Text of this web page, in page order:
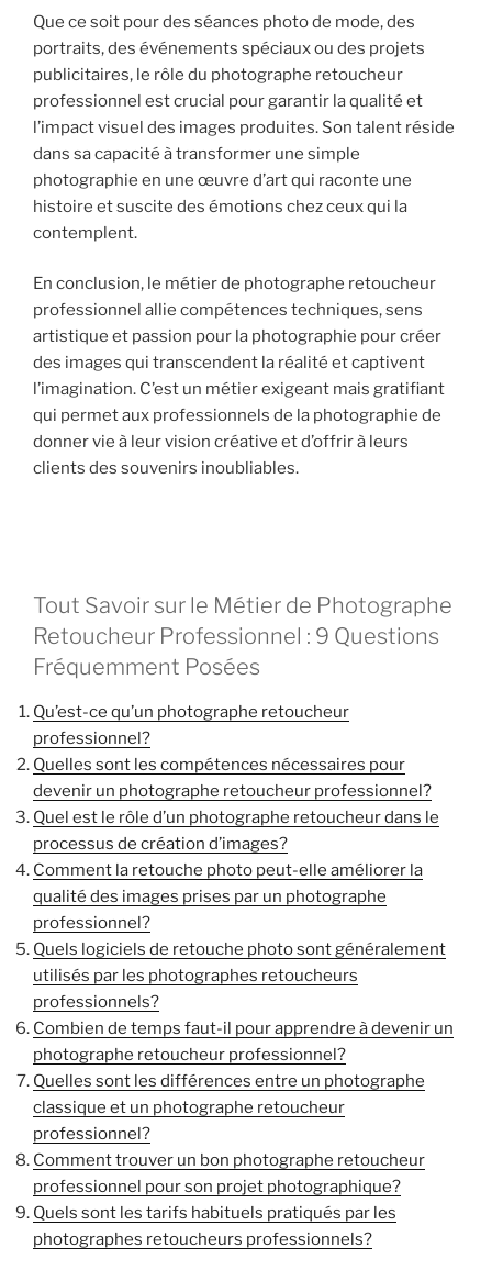
Que ce soit pour des séances photo de mode, des
portraits, des événements spéciaux ou des projets
publicitaires, le rôle du photographe retoucheur
professionnel est crucial pour garantir la qualité et
l’impact visuel des images produites. Son talent réside
dans sa capacité à transformer une simple
photographie en une œuvre d’art qui raconte une
histoire et suscite des émotions chez ceux qui la
contemplent.
En conclusion, le métier de photographe retoucheur
professionnel allie compétences techniques, sens
artistique et passion pour la photographie pour créer
des images qui transcendent la réalité et captivent
l’imagination. C’est un métier exigeant mais gratifiant
qui permet aux professionnels de la photographie de
donner vie à leur vision créative et d’offrir à leurs
clients des souvenirs inoubliables.
Tout Savoir sur le Métier de Photographe
Retoucheur Professionnel : 9 Questions
Fréquemment Posées
Qu’est-ce qu’un photographe retoucheur
professionnel?
Quelles sont les compétences nécessaires pour
devenir un photographe retoucheur professionnel?
Quel est le rôle d’un photographe retoucheur dans le
processus de création d’images?
Comment la retouche photo peut-elle améliorer la
qualité des images prises par un photographe
professionnel?
Quels logiciels de retouche photo sont généralement
utilisés par les photographes retoucheurs
professionnels?
Combien de temps faut-il pour apprendre à devenir un
photographe retoucheur professionnel?
Quelles sont les différences entre un photographe
classique et un photographe retoucheur
professionnel?
Comment trouver un bon photographe retoucheur
professionnel pour son projet photographique?
Quels sont les tarifs habituels pratiqués par les
photographes retoucheurs professionnels?